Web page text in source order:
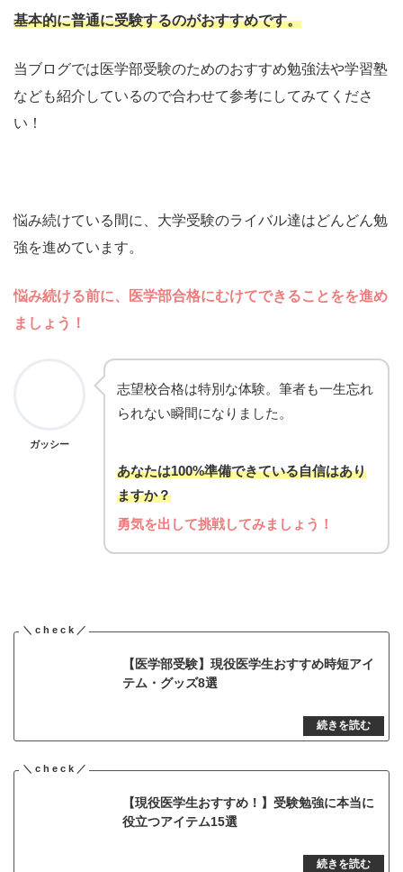
基本的に普通に受験するのがおすすめです。
当ブログでは医学部受験のためのおすすめ勉強法や学習塾
なども紹介しているので合わせて参考にしてみてくださ
い！
悩み続けている間に、大学受験のライバル達はどんどん勉
強を進めています。
悩み続ける前に、医学部合格にむけてできることをを進め
ましょう ！
ガッシー
志望校合格は特別な体験。筆者も一生忘れ
られない瞬間になりました。
あなたは100%準備できている自信はあり
ますか？
勇気を出して挑戦してみましょう！
【医学部受験】現役医学生おすすめ時短アイ
テム・グッズ8選
【現役医学生おすすめ！】受験勉強に本当に
役立つアイテム15選